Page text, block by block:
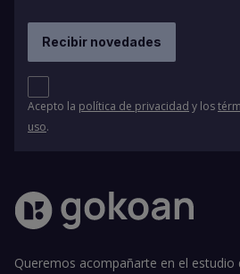
Acepto la política de privacidad y los
uso.
Queremos acompañarte en el estudio